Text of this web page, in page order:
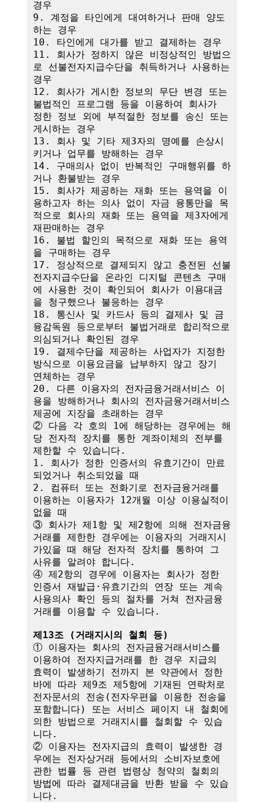
경우
9. 계정을 타인에게 대여하거나 판매 양도
하는 경우
10. 타인에게 대가를 받고 결제하는 경우
11. 회사가 정하지 않은 비정상적인 방법으
로 선불전자지급수단을 취득하거나 사용하는
경우
12. 회사가 게시한 정보의 무단 변경 또는
불법적인 프로그램 등을 이용하여 회사가
정한 정보 외에 부적절한 정보를 송신 또는
게시하는 경우
13. 회사 및 기타 제3자의 명예를 손상시
키거나 업무를 방해하는 경우
14. 구매의사 없이 반복적인 구매행위를 하
거나 환불받는 경우
15. 회사가 제공하는 재화 또는 용역을 이
용하고자 하는 의사 없이 자금 융통만을 목
적으로 회사의 재화 또는 용역을 제3자에게
재판매하는 경우
16. 불법 할인의 목적으로 재화 또는 용역
을 구매하는 경우
17. 정상적으로 결제되지 않고 충전된 선불
전자지급수단을 온라인 디지털 콘텐츠 구매
에 사용한 것이 확인되어 회사가 이용대금
을 청구했으나 불응하는 경우
18. 통신사 및 카드사 등의 결제사 및 금
융감독원 등으로부터 불법거래로 합리적으로
의심되거나 확인된 경우
19. 결제수단을 제공하는 사업자가 지정한
방식으로 이용요금을 납부하지 않고 장기
연체하는 경우
20. 다른 이용자의 전자금융거래서비스 이
용을 방해하거나 회사의 전자금융거래서비스
제공에 지장을 초래하는 경우
② 다음 각 호의 1에 해당하는 경우에는 해
당 전자적 장치를 통한 계좌이체의 전부를
제한할 수 있습니다.
1. 회사가 정한 인증서의 유효기간이 만료
되었거나 취소되었을 때
2. 컴퓨터 또는 전화기로 전자금융거래를
이용하는 이용자가 12개월 이상 이용실적이
없을 때
③ 회사가 제1항 및 제2항에 의해 전자금융
거래를 제한한 경우에는 이용자의 거래지시
가있을 때 해당 전자적 장치를 통하여 그
사유를 알려야 합니다.
④ 제2항의 경우에 이용자는 회사가 정한
인증서 재발급·유효기간의 연장 또는 계속
사용의사 확인 등의 절차를 거쳐 전자금융
거래를 이용할 수 있습니다.
제13조 (거래지시의 철회 등)
① 이용자는 회사의 전자금융거래서비스를
이용하여 전자지급거래를 한 경우 지급의
효력이 발생하기 전까지 본 약관에서 정한
바에 따라 제9조 제5항에 기재된 연락처로
전자문서의 전송(전자우편을 이용한 전송을
포함합니다) 또는 서비스 페이지 내 철회에
의한 방법으로 거래지시를 철회할 수 있습
니다.
② 이용자는 전자지급의 효력이 발생한 경
우에는 전자상거래 등에서의 소비자보호에
관한 법률 등 관련 법령상 청약의 철회의
방법에 따라 결제대금을 반환 받을 수 있습
니다.